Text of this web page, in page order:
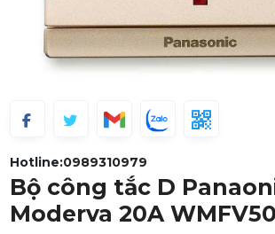
Hotline:0989310979
Bộ công tắc D
Moderva 20A